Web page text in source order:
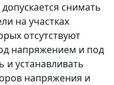
снимать
на участках
отсутствуют
напряжением и под
и устанавливать
напряжения и